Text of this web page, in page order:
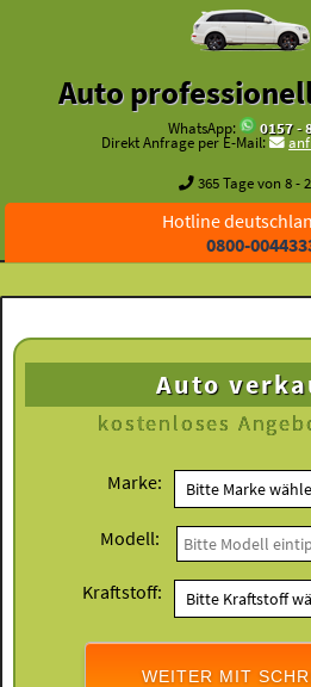
Auto
WhatsApp:
0157 -
Direkt Anfrage per E-Mail:
365 Tage von 8 -
Hotline
0800-
Auto
kostenloses
Marke:
Modell:
Kraftstoff:
WEITER MIT